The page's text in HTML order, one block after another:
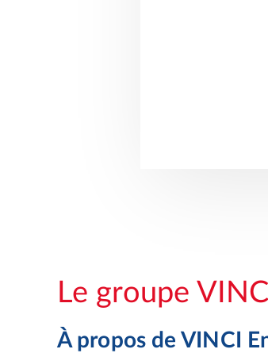
Le groupe
À propos de VINCI